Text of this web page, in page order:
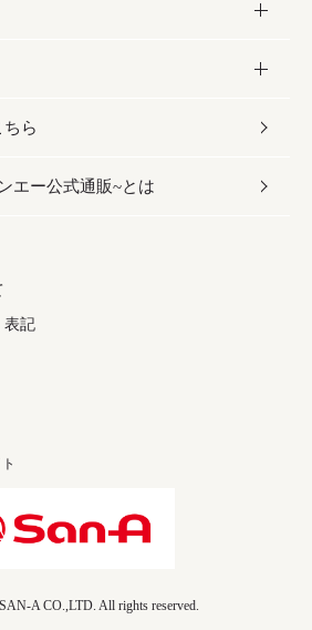
唐辛子
カクテル
ら
エー公式通販~とは
表記
A CO.,LTD. All rights reserved.